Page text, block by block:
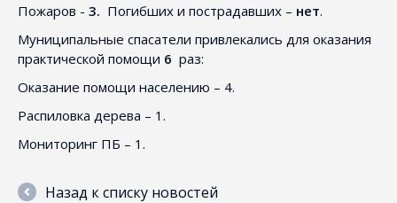
Пожаров - 3. Погибших и пострадавших – нет.
Муниципальные спасатели привлекались для оказания
практической помощи 6 раз:
Оказание помощи населению – 4.
Распиловка дерева – 1.
Мониторинг ПБ – 1.
Назад к списку новостей